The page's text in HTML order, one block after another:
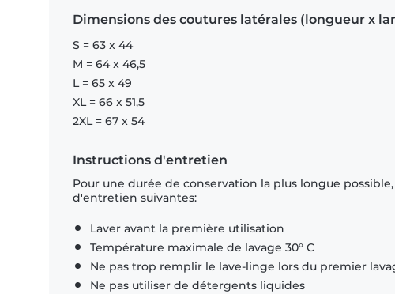
Dimensions des coutures latérales (longueur x
S = 63 x 44
M = 64 x 46,5
L = 65 x 49
XL = 66 x 51,5
2XL = 67 x 54
Instructions d'entretien
Pour une durée de conservation la plus longue
d'entretien suivantes:
Laver avant la première utilisation
Température maximale de lavage 30° C
Ne pas trop remplir le lave-linge lors du premier
Ne pas utiliser de détergents liquides